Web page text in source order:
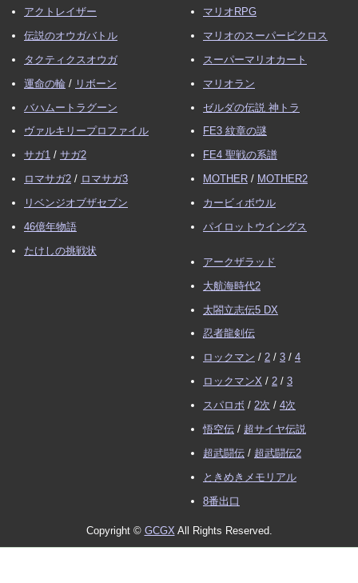
アクトレイザー
伝説のオウガバトル
タクティクスオウガ
運命の輪 / リボーン
バハムートラグーン
ヴァルキリープロファイル
サガ1 / サガ2
ロマサガ2 / ロマサガ3
リベンジオブザセブン
46億年物語
たけしの挑戦状
マリオRPG
マリオのスーパーピクロス
スーパーマリオカート
マリオラン
ゼルダの伝説 神トラ
FE3 紋章の謎
FE4 聖戦の系譜
MOTHER / MOTHER2
カービィボウル
パイロットウイングス
アークザラッド
大航海時代2
太閤立志伝5 DX
忍者龍剣伝
ロックマン / 2 / 3 / 4
ロックマンX / 2 / 3
スパロボ / 2次 / 4次
悟空伝 / 超サイヤ伝説
超武闘伝 / 超武闘伝2
ときめきメモリアル
8番出口
Copyright © GCGX All Rights Reserved.